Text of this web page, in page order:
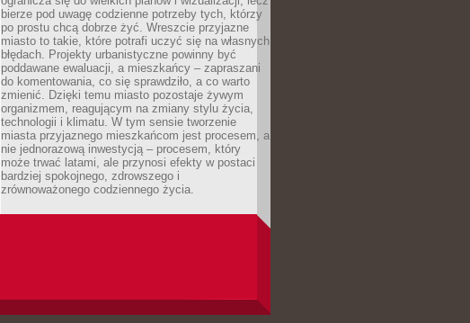
bierze pod uwagę codzienne potrzeby tych, którzy
po prostu chcą dobrze żyć. Wreszcie przyjazne
miasto to takie, które potrafi uczyć się na własnych
błędach. Projekty urbanistyczne powinny być
poddawane ewaluacji, a mieszkańcy – zapraszani
do komentowania, co się sprawdziło, a co warto
zmienić. Dzięki temu miasto pozostaje żywym
organizmem, reagującym na zmiany stylu życia,
technologii i klimatu. W tym sensie tworzenie
miasta przyjaznego mieszkańcom jest procesem, a
nie jednorazową inwestycją – procesem, który
może trwać latami, ale przynosi efekty w postaci
bardziej spokojnego, zdrowszego i
zrównoważonego codziennego życia.